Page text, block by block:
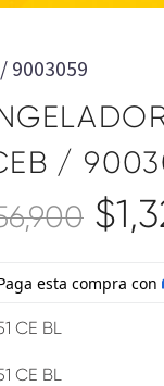
9003059
/
$
CE BL
CE BL